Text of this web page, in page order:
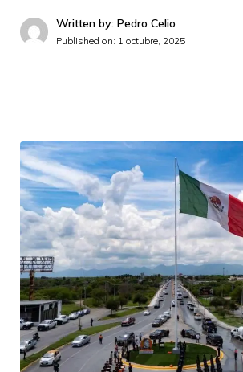
Written by: Pedro Celio
Published on: 1 octubre, 2025